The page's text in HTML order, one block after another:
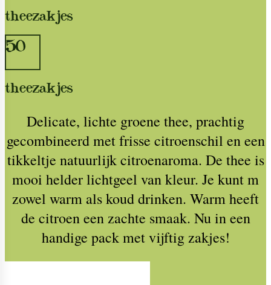
theezakjes
50
theezakjes
Delicate, lichte groene thee, prachtig
gecombineerd met frisse citroenschil en een
tikkeltje natuurlijk citroenaroma. De thee is
mooi helder lichtgeel van kleur. Je kunt m
zowel warm als koud drinken. Warm heeft
de citroen een zachte smaak. Nu in een
handige pack met vijftig zakjes!